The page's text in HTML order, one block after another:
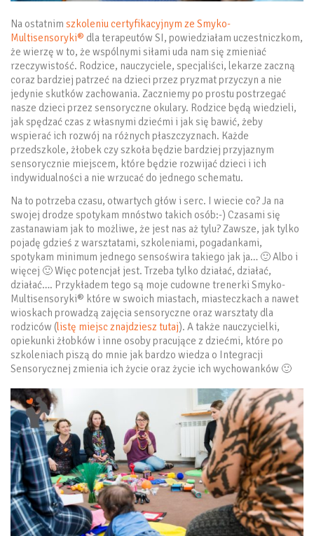
Na ostatnim szkoleniu certyfikacyjnym ze Smyko-
Multisensoryki® dla terapeutów SI, powiedziałam uczestniczkom,
że wierzę w to, że wspólnymi siłami uda nam się zmieniać
rzeczywistość. Rodzice, nauczyciele, specjaliści, lekarze zaczną
coraz bardziej patrzeć na dzieci przez pryzmat przyczyn a nie
jedynie skutków zachowania. Zaczniemy po prostu postrzegać
nasze dzieci przez sensoryczne okulary. Rodzice będą wiedzieli,
jak spędzać czas z własnymi dziećmi i jak się bawić, żeby
wspierać ich rozwój na różnych płaszczyznach. Każde
przedszkole, żłobek czy szkoła będzie bardziej przyjaznym
sensorycznie miejscem, które będzie rozwijać dzieci i ich
indywidualności a nie wrzucać do jednego schematu.
Na to potrzeba czasu, otwartych głów i serc. I wiecie co? Ja na
swojej drodze spotykam mnóstwo takich osób:-) Czasami się
zastanawiam jak to możliwe, że jest nas aż tylu? Zawsze, jak tylko
pojadę gdzieś z warsztatami, szkoleniami, pogadankami,
spotykam minimum jednego sensoświra takiego jak ja… 🙂 Albo i
więcej 🙂 Więc potencjał jest. Trzeba tylko działać, działać,
działać…. Przykładem tego są moje cudowne trenerki Smyko-
Multisensoryki® które w swoich miastach, miasteczkach a nawet
wioskach prowadzą zajęcia sensoryczne oraz warsztaty dla
rodziców (listę miejsc znajdziesz tutaj). A także nauczycielki,
opiekunki żłobków i inne osoby pracujące z dziećmi, które po
szkoleniach piszą do mnie jak bardzo wiedza o Integracji
Sensorycznej zmienia ich życie oraz życie ich wychowanków 🙂